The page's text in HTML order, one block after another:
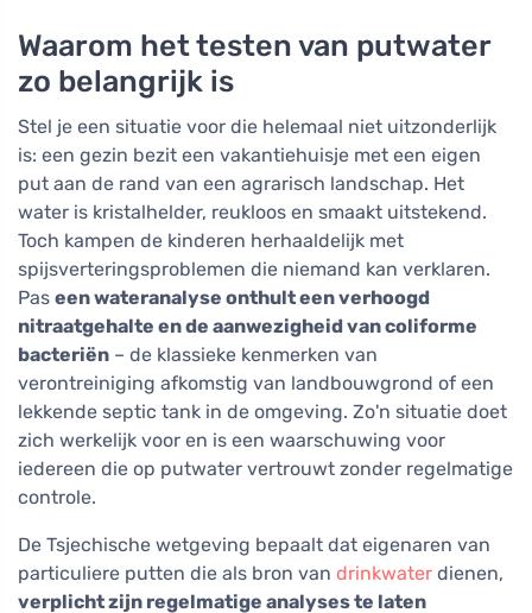
Waarom het testen van putwater
zo belangrijk is
Stel je een situatie voor die helemaal niet uitzonderlijk
is: een gezin bezit een vakantiehuisje met een eigen
put aan de rand van een agrarisch landschap. Het
water is kristalhelder, reukloos en smaakt uitstekend.
Toch kampen de kinderen herhaaldelijk met
spijsverteringsproblemen die niemand kan verklaren.
Pas een wateranalyse onthult een verhoogd
nitraatgehalte en de aanwezigheid van coliforme
bacteriën – de klassieke kenmerken van
verontreiniging afkomstig van landbouwgrond of een
lekkende septic tank in de omgeving. Zo'n situatie doet
zich werkelijk voor en is een waarschuwing voor
iedereen die op putwater vertrouwt zonder regelmatige
controle.
De Tsjechische wetgeving bepaalt dat eigenaren van
particuliere putten die als bron van drinkwater dienen,
verplicht zijn regelmatige analyses te laten